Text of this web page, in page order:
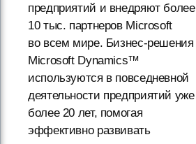
предприятий и внедряют более
10 тыс. партнеров Microsoft
во всем мире. Бизнес-решения
Microsoft Dynamics™
используются в повседневной
деятельности предприятий уже
более 20 лет, помогая
эффективно развивать